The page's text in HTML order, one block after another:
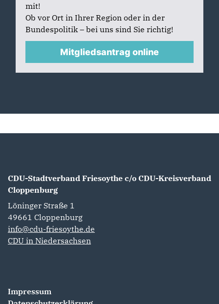
mit!
Ob vor Ort in Ihrer Region oder in der
Bundespolitik – bei uns sind Sie richtig!
Mitgliedsantrag online
CDU-Stadtverband Friesoythe c/o CDU-Kreisverband
Cloppenburg
Löninger Straße 1
49661 Cloppenburg
info@cdu-friesoythe.de
CDU in Niedersachsen
Impressum